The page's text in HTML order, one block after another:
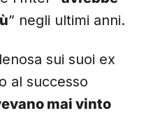
” negli ultimi anni.
sui suoi ex
al successo
mai vinto